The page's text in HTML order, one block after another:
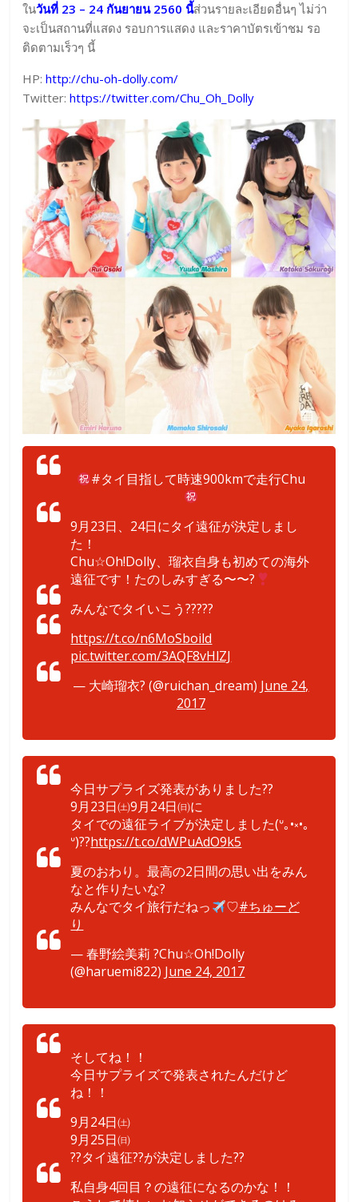
ในวันที่ 23 – 24 กันยายน 2560 นี้ส่วนรายละเอียดอื่นๆ ไม่ว่า
จะเป็นสถานที่แสดง รอบการแสดง และราคาบัตรเข้าชม รอ
ติดตามเร็วๆ นี้
HP:http://chu-oh-dolly.com/
Twitter:https://twitter.com/Chu_Oh _Dolly
#タイ目指して時速900kmで走行Chu
9月23日、24日にタイ遠征が決定しまし
た！
Chu☆Oh!Dolly、瑠衣自身も初めての海外
遠征です！たのしみすぎる〜〜?
みんなでタイいこう?????
https://t.co/n6MoSboild
pic.twitter.com/3AQF8vHlZJ
— 大崎瑠衣? (@ruichan_dream) June 24,
2017
今日サプライズ発表がありました??
9月23日㈯9月24日㈰に
タイでの遠征ライブが決定しました(ᐡ｡•༝•｡
ᐡ)??https://t.co/dWPuAdO9k5
夏のおわり。最高の2日間の思い出をみん
なと作りたいな?
みんなでタイ旅行だねっ
♡#ちゅーど
り
— 春野絵美莉 ?Chu☆Oh!Dolly
(@haruemi822) June 24, 2017
そしてね！！
今日サプライズで発表されたんだけど
ね！！
9月24日㈯
9月25日㈰
??タイ遠征??が決定しました??
私自身4回目？の遠征になるのかな！！